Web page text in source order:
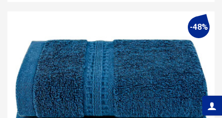
thể.
Các
tùy
chọn
có
thể
-48%